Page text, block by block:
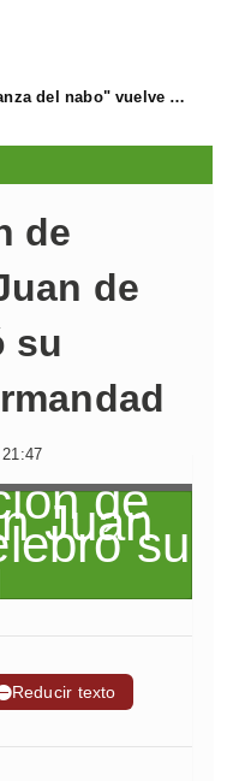
"La Labranza del nabo" vuelve a triunfar en las fiestas de La Vega
de
de
su
Reducir texto